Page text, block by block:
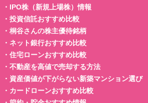
・ IPO株（新規上場株）情報
・ 投資信託おすすめ比較
・ 桐谷さんの株主優待銘柄
・ ネット銀行おすすめ比較
・ 住宅ローンおすすめ比較
・ 不動産を高値で売却する方法
・ 資産価値が下がらない新築マンション選び
・ カードローンおすすめ比較